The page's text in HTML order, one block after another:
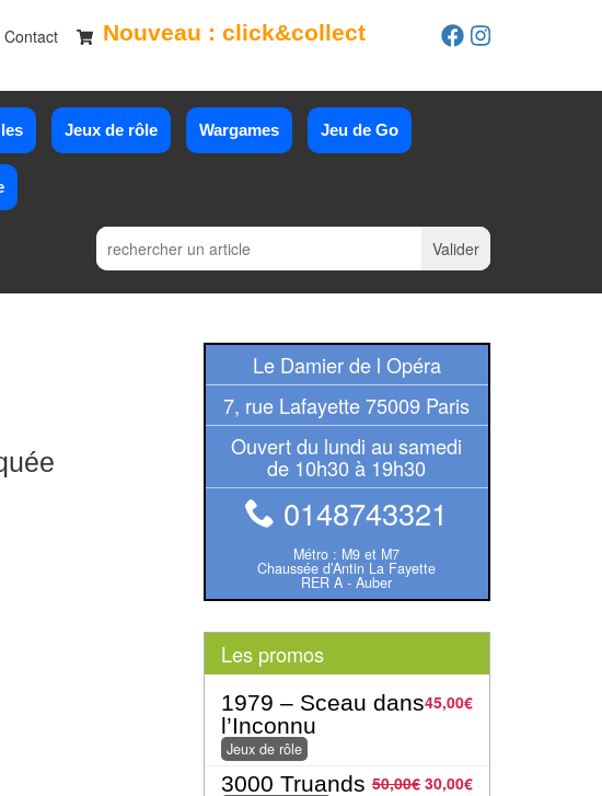
Contact Nouveau : click&collect
Jeux de rôle Wargames Jeu de Go
Le Damier de l Opéra
7, rue Lafayette 75009 Paris
Ouvert du lundi au samedi
de 10h30 à 19h30
0148743321
Métro : M9 et M7
Chaussée d’Antin La Fayette
RER A - Auber
Les promos
45,00€
1979 – Sceau dans
l’Inconnu
Jeux de rôle
50,00€ 30,00€
3000 Truands